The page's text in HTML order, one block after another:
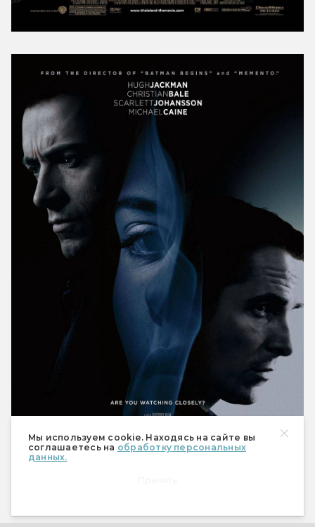
Мы используем cookie. Находясь на сайте вы
соглашаетесь на обработку персональных
данных.